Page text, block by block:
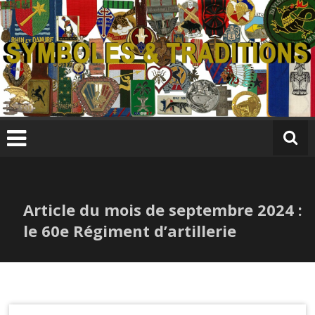
Skip
to
content
S
y
s
&
T
a
ti
Article du mois de septembre 2024 :
le 60e Régiment d’artillerie